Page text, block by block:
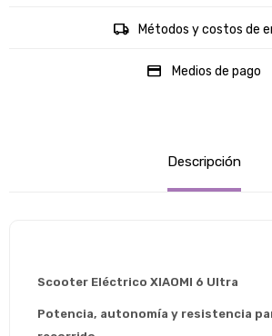
Métodos y costos de
Medios de pago
Descripción
Scooter Eléctrico XIAOMI 6 Ultra
Potencia, autonomía y resistencia